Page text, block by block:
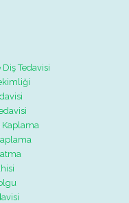
Tedavisi